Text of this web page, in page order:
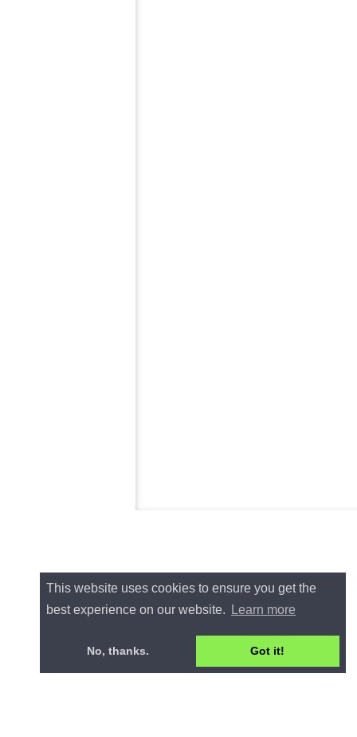
This website uses cookies to ensure you get the
best experience on our website.
Learn more
No, thanks. Got it!